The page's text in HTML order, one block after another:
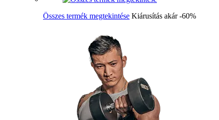
Összes termék megtekintése Kiárusítás akár -60%